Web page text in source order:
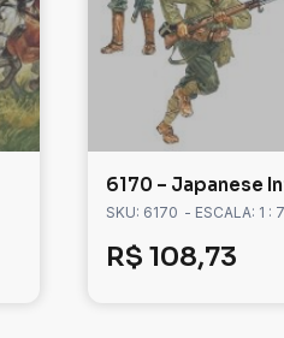
6170 – Japanese
SKU: 6170 - ESCALA: 1 :
R$ 108,73